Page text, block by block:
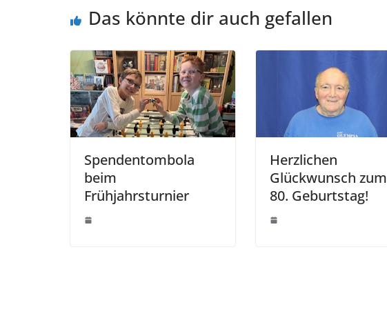
Das könnte dir auch gefallen
Spendentombola
beim
Frühjahrsturnier
Herzlichen
Glückwunsch zum
80. Geburtstag!